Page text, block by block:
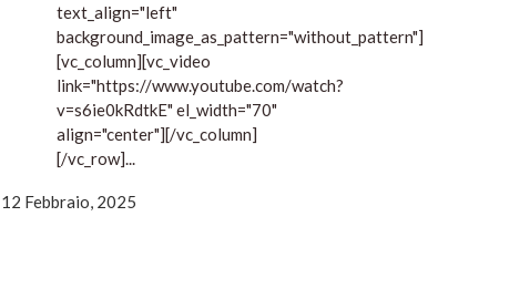
text_align="left"
background_image_as_pattern="without_pattern"]
[vc_column][vc_video
link="https://www.youtube.com/watch?
v=s6ie0kRdtkE" el_width="70"
align="center"][/vc_column]
[/vc_row]...
12 Febbraio, 2025